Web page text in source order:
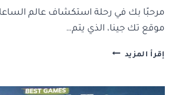
مرحبًا بك في رحلة استكشاف عالم
موقع تك جينا، الذي يتم…
إقرأ المزيد بالاسعار
افضل